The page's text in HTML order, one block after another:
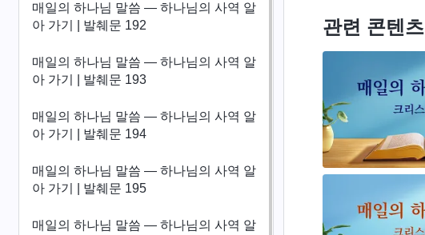
매일의 하나님 말씀 ― 하나님의 사역 알
아 가기 | 발췌문 192
매일의 하나님 말씀 ― 하나님의 사역 알
아 가기 | 발췌문 193
매일의 하나님 말씀 ― 하나님의 사역 알
아 가기 | 발췌문 194
매일의 하나님 말씀 ― 하나님의 사역 알
아 가기 | 발췌문 195
매일의 하나님 말씀 ― 하나님의 사역 알
관련 콘텐츠